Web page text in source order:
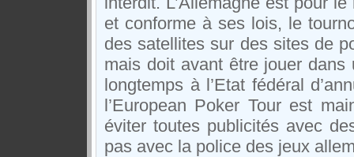
et conforme à ses lois, le
des satellites sur des sites de
mais doit avant être jouer
longtemps à l’Etat fédéral
l’European Poker Tour est
éviter toutes publicités avec
pas avec la police des jeux